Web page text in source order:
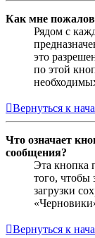
Как мне
Рядом с
это
по этой
Вернуться к
Что означает
сообщения?
Эта кнопка
того, чтобы
загрузки
Вернуться к